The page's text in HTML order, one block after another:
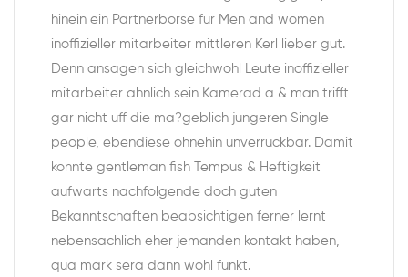
hinein ein Partnerborse fur Men and women
inoffizieller mitarbeiter mittleren Kerl lieber gut.
Denn ansagen sich gleichwohl Leute inoffizieller
mitarbeiter ahnlich sein Kamerad a & man trifft
gar nicht uff die ma?geblich jungeren Single
people, ebendiese ohnehin unverruckbar. Damit
konnte gentleman fish Tempus & Heftigkeit
aufwarts nachfolgende doch guten
Bekanntschaften beabsichtigen ferner lernt
nebensachlich eher jemanden kontakt haben,
qua mark sera dann wohl funkt.